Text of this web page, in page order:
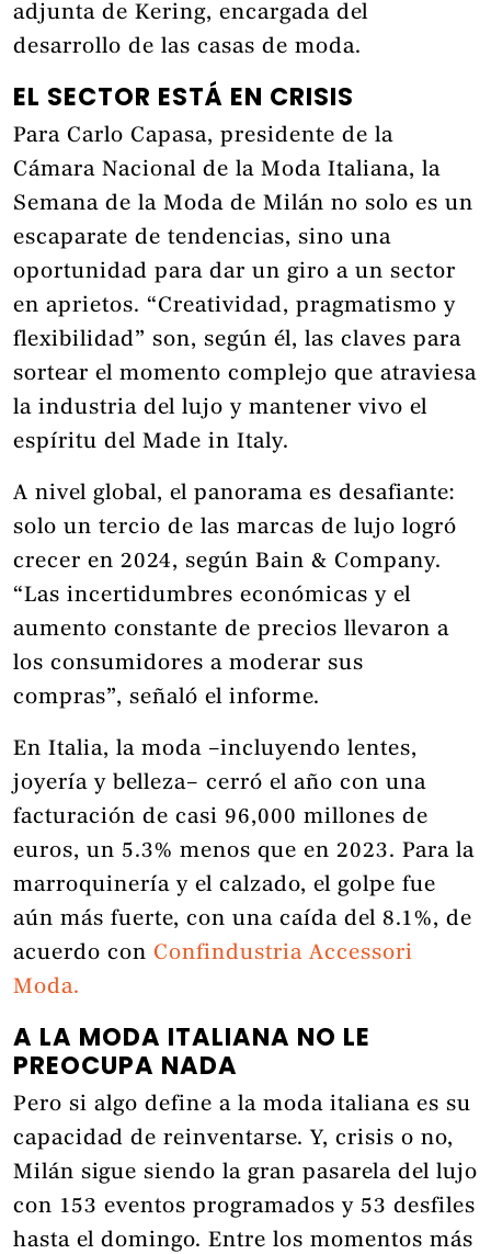
adjunta de Kering, encargada del
desarrollo de las casas de moda.
EL SECTOR ESTÁ EN CRISIS
Para Carlo Capasa, presidente de la
Cámara Nacional de la Moda Italiana, la
Semana de la Moda de Milán no solo es un
escaparate de tendencias, sino una
oportunidad para dar un giro a un sector
en aprietos. “Creatividad, pragmatismo y
flexibilidad” son, según él, las claves para
sortear el momento complejo que atraviesa
la industria del lujo y mantener vivo el
espíritu del Made in Italy.
A nivel global, el panorama es desafiante:
solo un tercio de las marcas de lujo logró
crecer en 2024, según Bain & Company.
“Las incertidumbres económicas y el
aumento constante de precios llevaron a
los consumidores a moderar sus
compras”, señaló el informe.
En Italia, la moda –incluyendo lentes,
joyería y belleza– cerró el año con una
facturación de casi 96,000 millones de
euros, un 5.3% menos que en 2023. Para la
marroquinería y el calzado, el golpe fue
aún más fuerte, con una caída del 8.1%, de
acuerdo con Confindustria Accessori
Moda.
A LA MODA ITALIANA NO LE
PREOCUPA NADA
Pero si algo define a la moda italiana es su
capacidad de reinventarse. Y, crisis o no,
Milán sigue siendo la gran pasarela del lujo
con 153 eventos programados y 53 desfiles
hasta el domingo. Entre los momentos más